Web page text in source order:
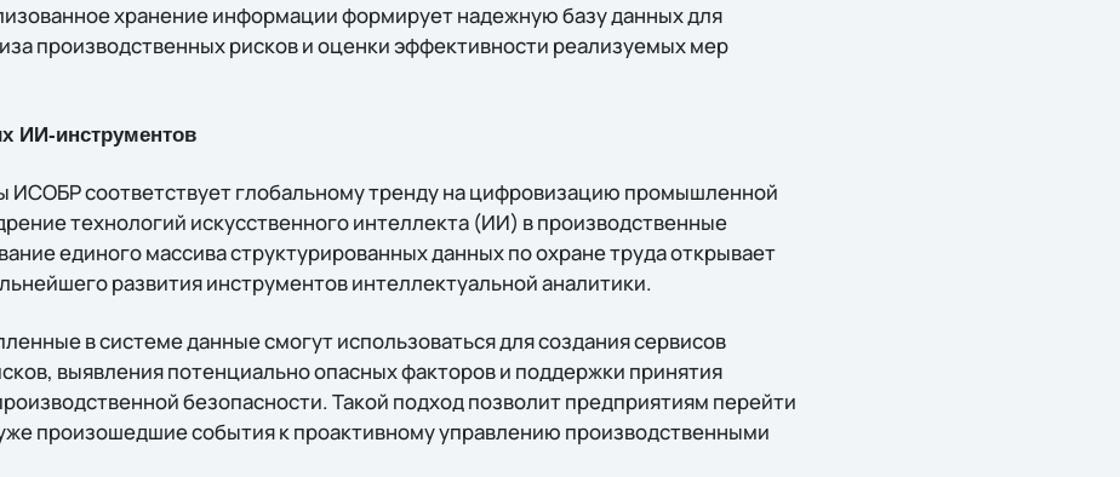
хранение информации формирует надежную базу данных для
производственных рисков и оценки эффективности реализуемых мер
ИИ-инструментов
ИСОБР соответствует глобальному тренду на цифровизацию промышленной
технологий искусственного интеллекта (ИИ) в производственные
единого массива структурированных данных по охране труда открывает
развития инструментов интеллектуальной аналитики.
в системе данные смогут использоваться для создания сервисов
выявления потенциально опасных факторов и поддержки принятия
безопасности. Такой подход позволит предприятиям перейти
произошедшие события к проактивному управлению производственными